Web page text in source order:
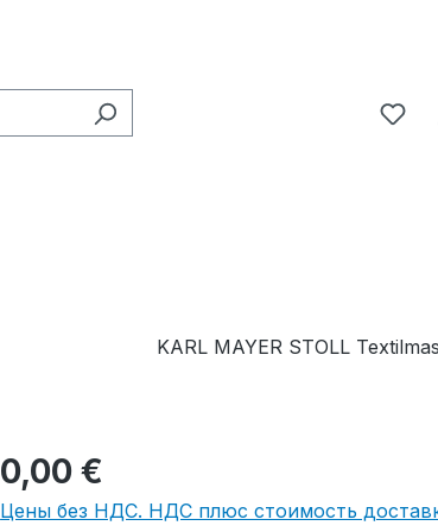
У
KARL MAYER STOLL
0,00 €
Цены без НДС. НДС плюс стоимость